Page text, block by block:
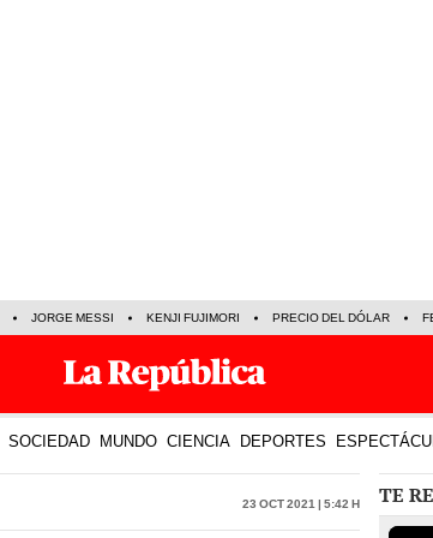
JORGE MESSI KENJI FUJIMORI PRECIO DEL DÓLAR
SOCIEDAD MUNDO CIENCIA DEPORTES
23 Oct 2021 | 5:42 h TE